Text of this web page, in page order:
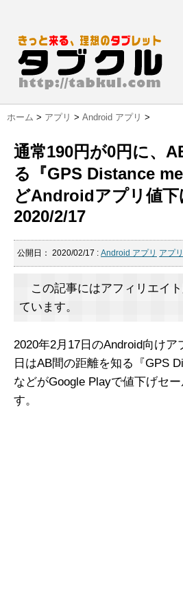
ホーム > アプリ > Android アプリ >
通常190円が0円に、
る『GPS Distance
どAndroidアプリ値下
2020/2/17
公開日： 2020/02/17 : Android アプリ アプ
この記事にはアフィリエイ
ています。
2020年2月17日のAndroid向けア
日はAB間の距離を知る『GPS
などがGoogle Playで値下げセ
す。